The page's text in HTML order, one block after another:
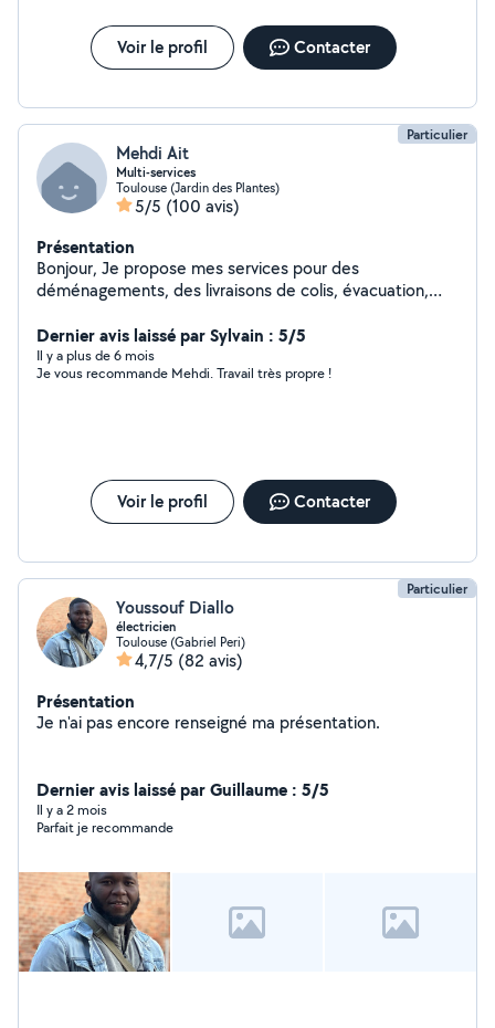
Voir le profil Contacter
Particulier
Mehdi Ait
Multi-services
Toulouse (Jardin des Plantes)
5/5 (100 avis)
Présentation
Bonjour, Je propose mes services pour des
déménagements, des livraisons de colis, évacuation,
(taille de haie, tondeuse, évacuation des déchets
verts.) Je possède tout le matériel nécessaire de
manutention et travaux jardins. N'hésitez pas à me
Dernier avis laissé par Sylvain : 5/5
Il y a plus de 6 mois
Je vous recommande Mehdi. Travail très propre !
Voir le profil Contacter
Particulier
Youssouf Diallo
électricien
Toulouse (Gabriel Peri)
4,7/5 (82 avis)
Présentation
Je n'ai pas encore renseigné ma présentation.
Dernier avis laissé par Guillaume : 5/5
Il y a 2 mois
Parfait je recommande